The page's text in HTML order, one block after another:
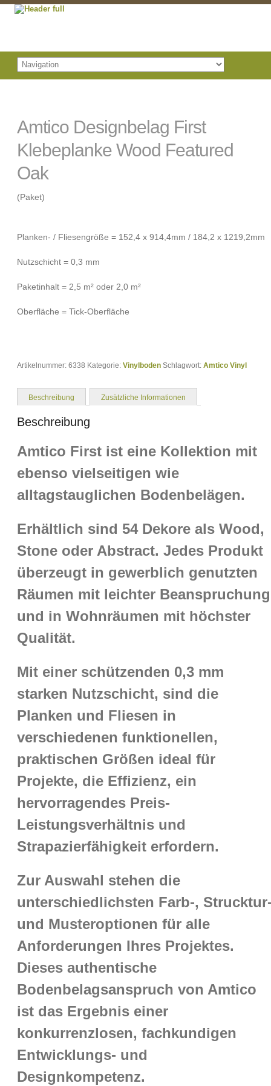
Amtico Designbelag First
Klebeplanke Wood Featured
Oak
(Paket)
Planken- / Fliesengröße = 152,4 x 914,4mm / 184,2 x 1219,2mm
Nutzschicht = 0,3 mm
Paketinhalt = 2,5 m² oder 2,0 m²
Oberfläche = Tick-Oberfläche
Artikelnummer: 6338 Kategorie: Vinylboden Schlagwort: Amtico Vinyl
Beschreibung Zusätzliche Informationen
Beschreibung
Amtico First ist eine Kollektion mit
ebenso vielseitigen wie
alltagstauglichen Bodenbelägen.
Erhältlich sind 54 Dekore als Wood,
Stone oder Abstract. Jedes Produkt
überzeugt in gewerblich genutzten
Räumen mit leichter Beanspruchung
und in Wohnräumen mit höchster
Qualität.
Mit einer schützenden 0,3 mm
starken Nutzschicht, sind die
Planken und Fliesen in
verschiedenen funktionellen,
praktischen Größen ideal für
Projekte, die Effizienz, ein
hervorragendes Preis-
Leistungsverhältnis und
Strapazierfähigkeit erfordern.
Zur Auswahl stehen die
unterschiedlichsten Farb-,
und Musteroptionen für alle
Anforderungen Ihres Projektes.
Dieses authentische
Bodenbelagsanspruch von Amtico
ist das Ergebnis einer
konkurrenzlosen, fachkundigen
Entwicklungs- und
Designkompetenz.